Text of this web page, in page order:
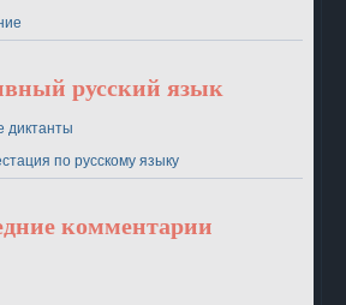
русский язык
диктанты
по русскому языку
комментарии